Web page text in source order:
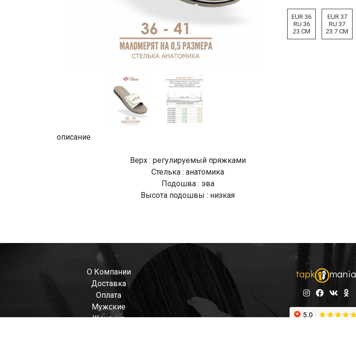
EUR 36
RU 36
23 CM
EUR 37
RU 37
23.7 CM
описание
Верх : регулируемый пряжками
Стелька : анатомика
Подошва : эва
Высота подошвы : низкая
О Компании
Доставка
Оплата
Мужские
Женские
tapk mania